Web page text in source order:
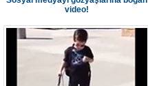
video!